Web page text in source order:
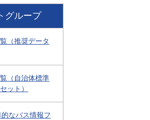
グループ
（推奨データ
（自治体標準
ット）
なバス情報フ